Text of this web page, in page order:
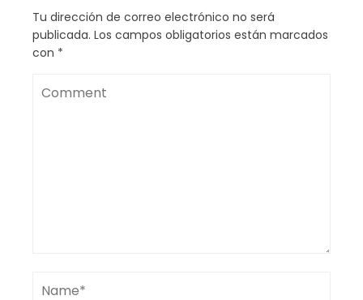
Tu dirección de correo electrónico no será
publicada. Los campos obligatorios están marcados
con *